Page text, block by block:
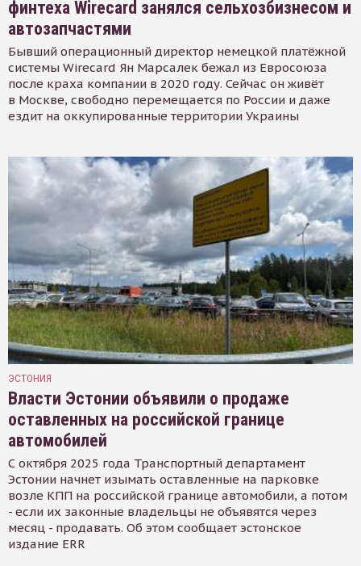
финтеха Wirecard занялся сельхозбизнесом и
автозапчастями
Бывший операционный директор немецкой платёжной
системы Wirecard Ян Марсалек бежал из Евросоюза
после краха компании в 2020 году. Сейчас он живёт
в Москве, свободно перемещается по России и даже
ездит на оккупированные территории Украины
ЭСТОНИЯ
Власти Эстонии объявили о продаже
оставленных на российской границе
автомобилей
С октября 2025 года Транспортный департамент
Эстонии начнет изымать оставленные на парковке
возле КПП на российской границе автомобили, а потом
- если их законные владельцы не объявятся через
месяц - продавать. Об этом сообщает эстонское
издание ERR